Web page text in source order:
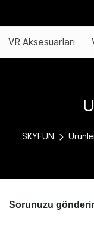
VR Aksesuarları
SKYFUN
Sorunuzu